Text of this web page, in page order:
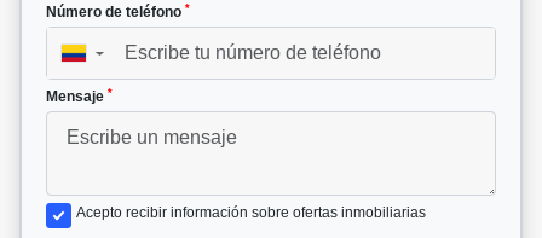
Número de teléfono *
▼
Mensaje *
Acepto recibir información sobre ofertas inmobiliarias